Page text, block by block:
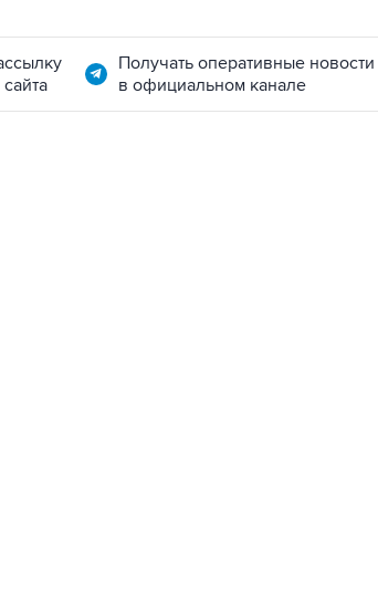
Получать оперативные новости
в официальном канале